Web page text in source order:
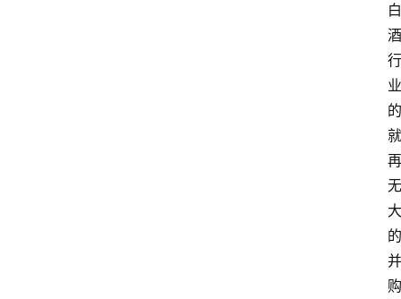
白
酒
行
业
的
就
再
无
大
的
并
购